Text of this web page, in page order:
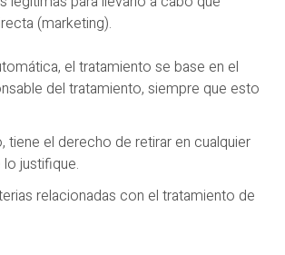
(marketing).
el tratamiento se base en el
del tratamiento, siempre que esto
el derecho de retirar en cualquier
justifique.
relacionadas con el tratamiento de